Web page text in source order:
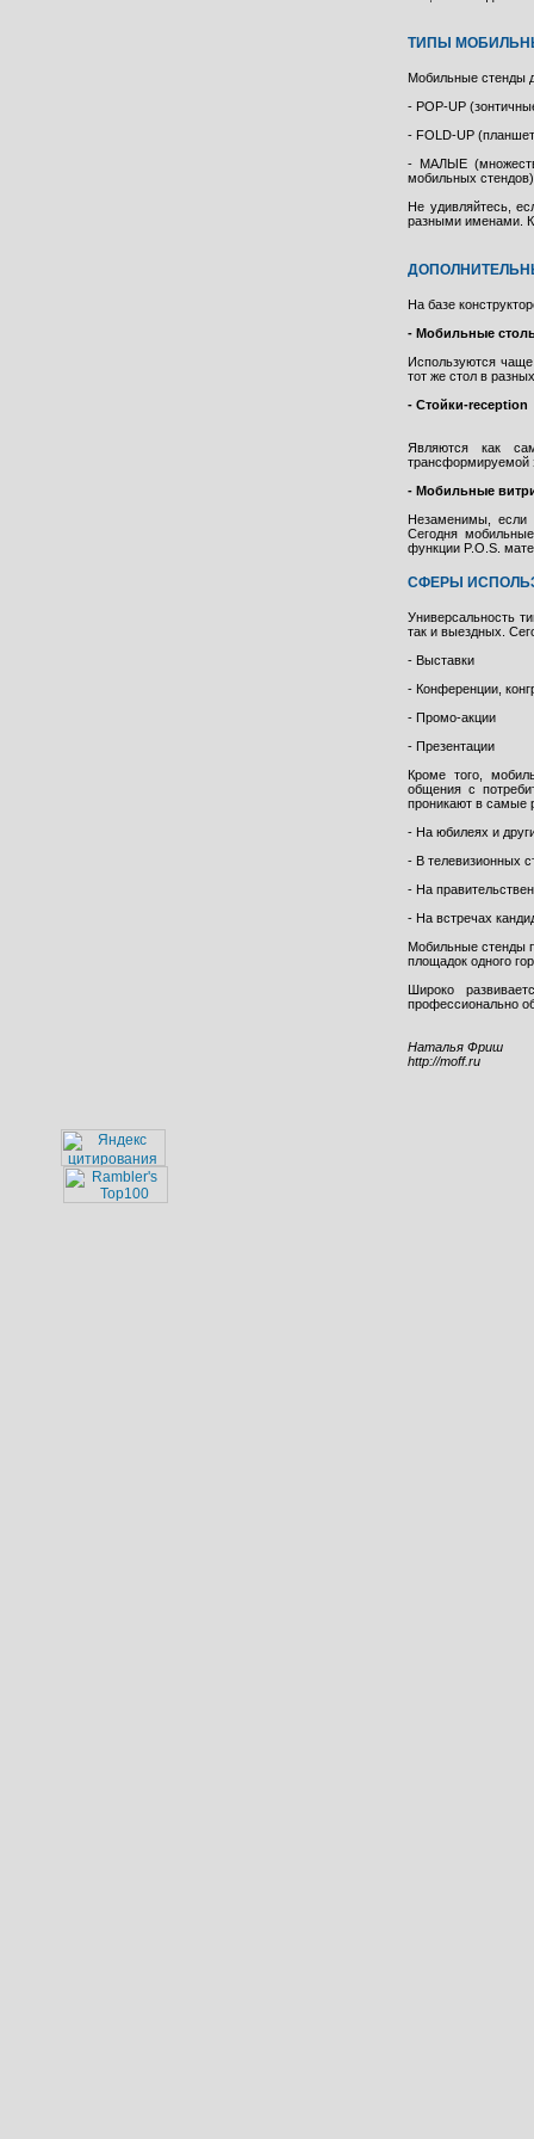
ТИПЫ
Мобильные стенды
- POP-UP
- FOLD-UP
- МАЛЫЕ
мобильных
Не удивляйтесь,
разными именами.
На базе
- Мобильные
Используются чаще
тот же стол в
- Стойки-reception
Являются как
трансформируемой
- Мобильные
Незаменимы, если
Сегодня
функции P.O.S.
СФЕРЫ
Универсальность
так и выездных.
- Выставки
- Конференции,
- Промо-акции
- Презентации
Кроме того,
общения с
проникают в самые
- На юбилеях и
- В телевизионных
- На
- На встречах
Мобильные стенды
площадок одного
Широко
профессионально
Наталья Фриш
http://moff.ru